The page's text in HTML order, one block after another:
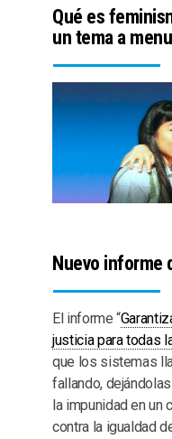
Qué es
un tema a
Nuevo informe
El informe “
justicia para todas
que los sistemas
fallando,
la impunidad en
contra la igualdad